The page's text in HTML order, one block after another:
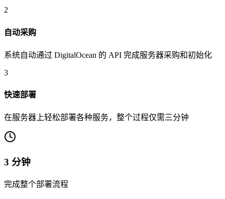
2
自动采购
系统自动通过 DigitalOcean 的 API 完成服务器采购和初始化
3
快速部署
在服务器上轻松部署各种服务，整个过程仅需三分钟
3 分钟
完成整个部署流程